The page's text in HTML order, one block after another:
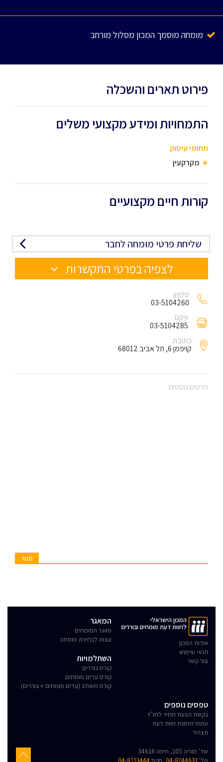
מומחה מוסמך המכון מסלול מורחב
פירוט תארים והשכלה
התמחויות ומידע מקצועי משלים
תחומי עיסוק
מקרקעין
קורות חיים מקצועיים
שליחת פרטי מומחה לחבר
לצפיה בפרטי התקשרות
טלפון
03-5104260
פקס
03-5104285
כתובת
קויפמן 6, תל אביב 68012
פרטים נוספים
סגור
המכון הישראלי
לחוות דעת מומחים ובוררים
אודות המכון
תנאי שימוש
צור קשר
המאגר
מאגר המומחים
עצות לבחירת מומחה
השתלמויות
קורס בוררים
קורס עדים מומחים
קורס משולב (עדים מומחים + בוררים)
טפסים נוספים
בקשת הצעת מחיר לחו"ד
טופס הזמנת חוות דעת
תצהיר
שד' מוריה 105, חיפה 34616
טל' 04-8244633 ,פקס 04-8113444